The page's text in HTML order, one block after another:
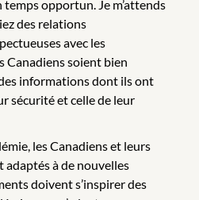
opportun. Je m’attends
des relations
avec les
Canadiens soient bien
informations dont ils ont
sécurité et celle de leur
les Canadiens et leurs
adaptés à de nouvelles
doivent s’inspirer des